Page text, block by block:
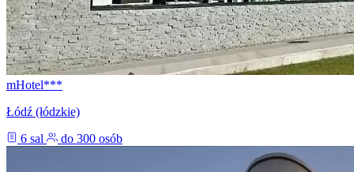
mHotel***
Łódź (łódzkie)
6 sal
do 300 osób